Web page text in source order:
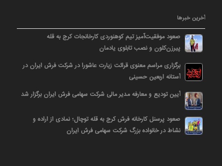
آخرین خبرها
صعود موفقیت‌آمیز تیم کوهنوردی کارخانجات کرج به قله
پیرزن‌کلون و نصب تابلوی یادمان
برگزاری مراسم معنوی قرائت زیارت عاشورا در شرکت فرش ایران در
آستانه اربعین حسینی
آیین تودیع و معارفه مدیر مالی شرکت سهامی فرش ایران برگزار شد
صعود پرسنل کارخانه فرش کرج به قله توچال؛ نمادی از اراده و
نشاط در خانواده بزرگ شرکت سهامی فرش ایران